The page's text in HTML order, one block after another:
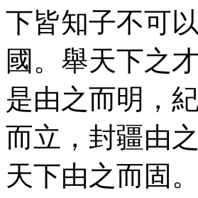
下皆知子不可
國。舉天下之
是由之而明，
而立，封疆由
天下由之而固